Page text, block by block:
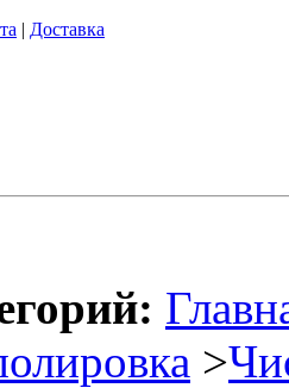
| Доставка
>